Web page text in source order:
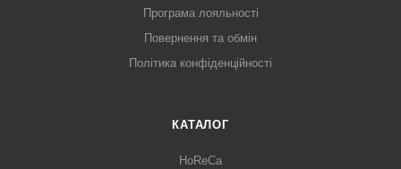
Програма лояльності
Повернення та обмін
Політика конфіденційності
КАТАЛОГ
HoReCa